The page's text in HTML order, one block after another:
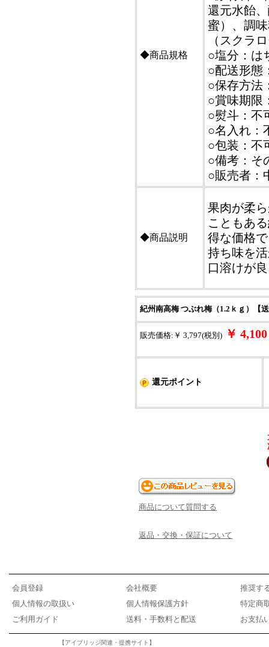
◆商品規格
還元水飴
蜜）、調
（スクラ
○塩分：は
○配送形態
○保存方法
○賞味期限
○熨斗：不
○名入れ：
○包装：不
○備考：そ
○販売者：
◆商品説明
果肉が柔
こともあ
得な価格
持ち味を
口溶けが
紀州南高梅 つぶれ梅（1.2ｋｇ）【
販売価格:￥ 3,797(税別) ￥
還元ポイント
商品について質問する
返品・交換・保証について
会員登録 会社概要
推奨す
個人情報の取扱い
個人情報保護方針
特定商
ご利用ガイド
送料・手数料と配送 お支払
【アイブリッジ関連・提携サイト】